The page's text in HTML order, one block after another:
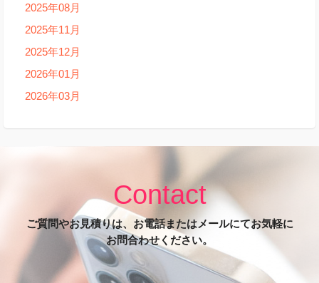
2025年08月
2025年11月
2025年12月
2026年01月
2026年03月
Contact
ご質問やお見積りは、お電話またはメールにてお気軽に
お問合わせください。